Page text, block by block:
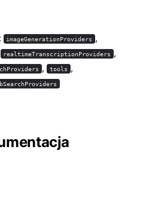
imageGenerationProviders ,
realtimeTranscriptionProviders ,
, tools ,